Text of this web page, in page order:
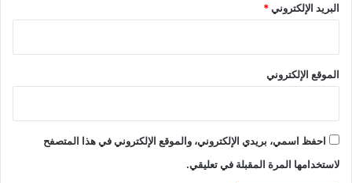
البريد الإلكتروني*
الموقع الإلكتروني
احفظ اسمي، بريدي الإلكتروني، والموقع الإلكتروني في هذا المتصفح
لاستخدامها المرة المقبلة في تعليقي.